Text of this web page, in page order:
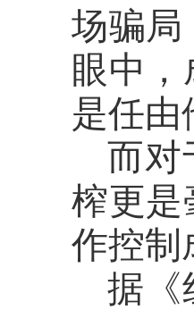
场骗局
眼中
是任由
而对
榨更是
作控制
据《